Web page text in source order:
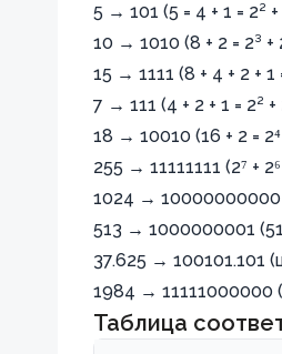
5 → 101 (5 = 4 + 1 = 2² +
10 → 1010 (8 + 2 = 2³ +
15 → 1111 (8 + 4 + 2 + 1
7 → 111 (4 + 2 + 1 = 2² +
18 → 10010 (16 + 2 = 2⁴
255 → 11111111 (2⁷ + 2⁶
1024 → 10000000000
513 → 1000000001
37.625 → 100101.101
1984 → 11111000000
Таблица